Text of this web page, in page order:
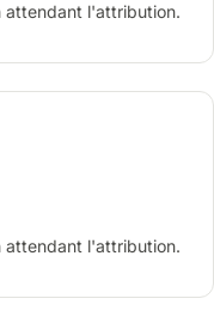
attendant l'attribution.
attendant l'attribution.